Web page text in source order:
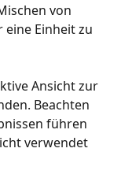
von
Einheit zu
Ansicht zur
Beachten
führen
verwendet